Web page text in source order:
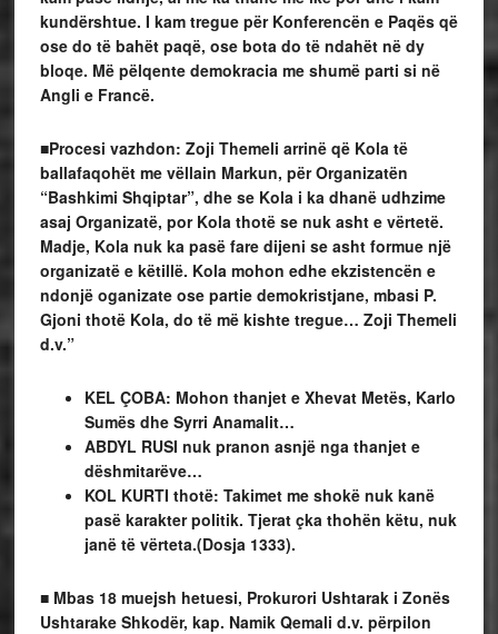
kundërshtue. I kam tregue për Konferencën e Paqës që
ose do të bahët paqë, ose bota do të ndahët në dy
bloqe. Më pëlqente demokracia me shumë parti si në
Angli e Francë.
■Procesi vazhdon: Zoji Themeli arrinë që Kola të
ballafaqohët me vëllain Markun, për Organizatën
“Bashkimi Shqiptar”, dhe se Kola i ka dhanë udhzime
asaj Organizatë, por Kola thotë se nuk asht e vërtetë.
Madje, Kola nuk ka pasë fare dijeni se asht formue një
organizatë e këtillë. Kola mohon edhe ekzistencën e
ndonjë oganizate ose partie demokristjane, mbasi P.
Gjoni thotë Kola, do të më kishte tregue… Zoji Themeli
d.v.”
KEL ÇOBA: Mohon thanjete Xhevat Metës, Karlo
Sumës dhe Syrri Anamalit…
ABDYL RUSI nuk pranon asnjë nga thanjet e
dëshmitarëve…
KOL KURTI thotë: Takimet me shokë nuk kanë
pasë karakter politik. Tjerat çka thohën këtu, nuk
janë të vërteta.(Dosja 1333).
■ Mbas 18 muejsh hetuesi, Prokurori Ushtarak i Zonës
Ushtarake Shkodër, kap. Namik Qemali d.v. përpilon